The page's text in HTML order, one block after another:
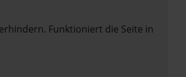
Funktioniert die Seite in